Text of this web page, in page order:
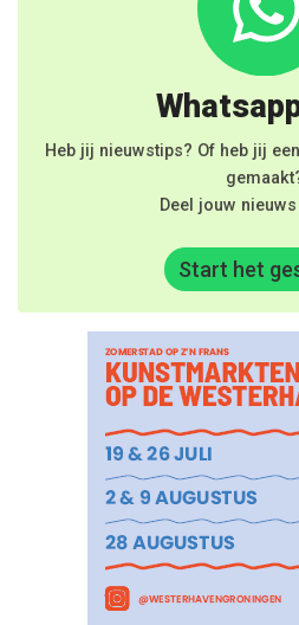
Heb jij nieuwstips? Of heb jij
Deel jouw
Start het